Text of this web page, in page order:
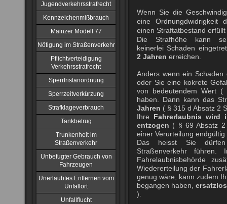
Jugendverkehrsstrafrecht
Kennzeichenmißbrauch
Mainzer Modell 77
Nötigung im Straßenverkehr
Pflichtverteidigung
Verkehrsstrafrecht
Sperrfristanordnung
Sperrzeitverkürzung
Strafklageverbrauch
Tankbetrug
Trunkenheit im
Straßenverkehr
Unbefugter Gebrauch von
Fahrzeugen
Unerlaubtes Entfernen vom
Unfallort
Unfallflucht
Wenn Sie die
eine Ordnungdwidrigkeit
einen Straftatbestand
Die Strafhöhe kann
keinerlei Schaden
2 Jahren erreichen.
Anders wenn ein
oder Sie eine kokrete
von bedeutendem Wert
haben. Dann kann das
Jahren ( § 315 d Absatz 2
Ihre Fahrerlaubnis wird
entzogen ( § 69 Absatz
einer Verurteilung
Das heisst Sie
Straßenverkehr
Fahrelaubnisbehörde
Wiedererteilung der
genug wäre, kann zudem
begangen haben,
).